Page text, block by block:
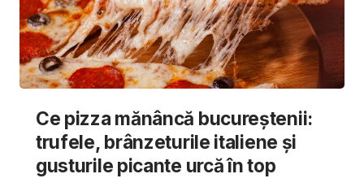
Ce pizza mănâncă bucureștenii:
trufele, brânzeturile italiene și
gusturile picante urcă în top